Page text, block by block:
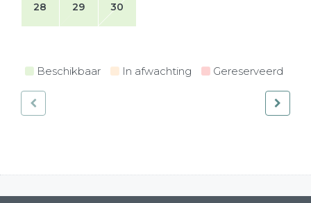
28 29 30
Beschikbaar In afwachting Gereserveerd